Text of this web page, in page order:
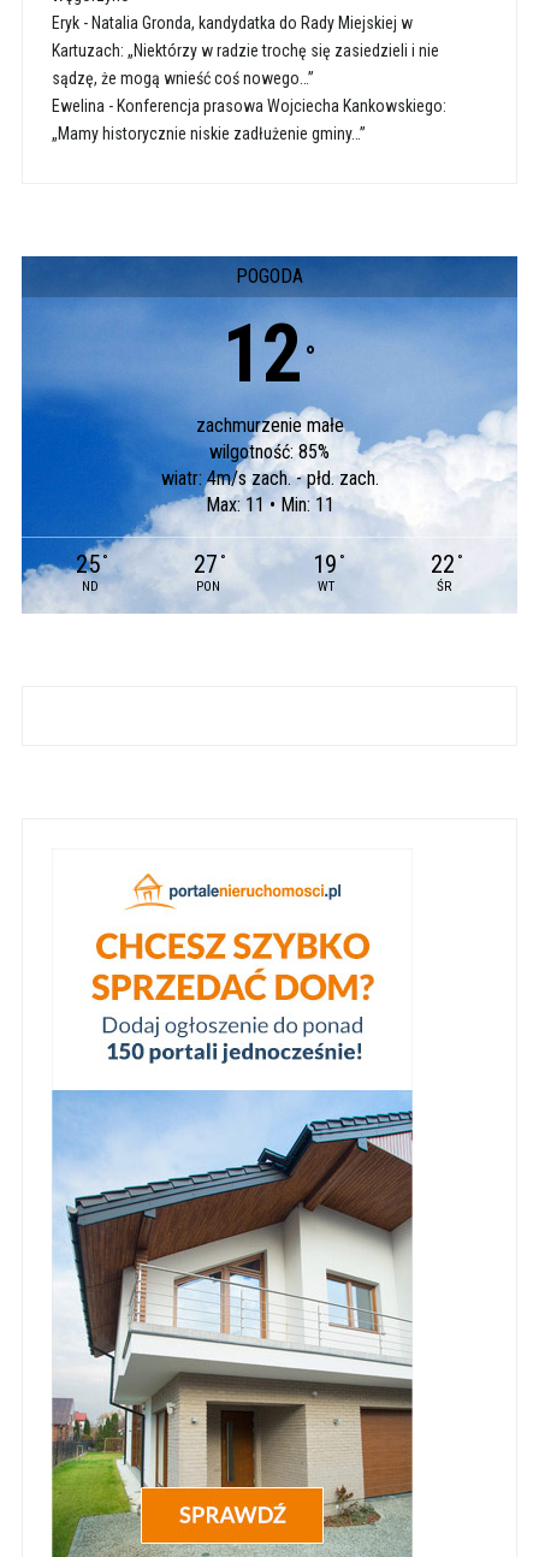
Eryk- Natalia Gronda, kandydatka do Rady Miejskiej w
Kartuzach: „Niektórzy w radzie trochę się zasiedzieli i nie
sądzę, że mogą wnieść coś nowego…”
Ewelina - Konferencja prasowa Wojciecha Kankowskiego:
„Mamy historycznie niskie zadłużenie gminy…”
POGODA
12 °
zachmurzenie małe
wilgotność: 85%
wiatr: 4m/s zach. - płd. zach.
Max: 11 • Min: 11
25 °
ND
27 °
PON
19 °
WT
22 °
ŚR